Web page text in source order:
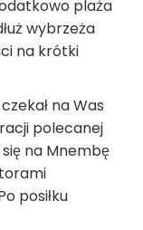
plaża
wybrzeża
na krótki
na Was
polecanej
na Mnembę
posiłku